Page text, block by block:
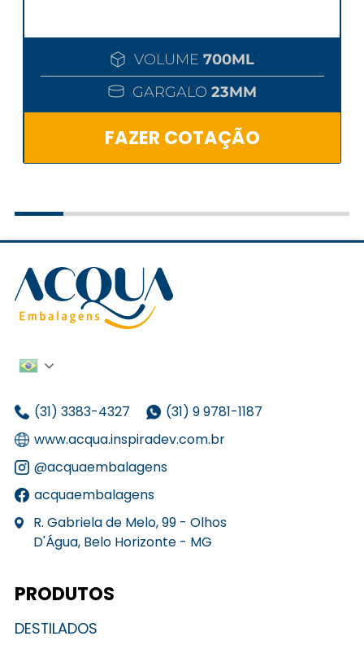
VOLUME 700ML
GARGALO 23MM
FAZER COTAÇÃO
(31) 3383-4327
(31) 9 9781-1187
www.acqua.inspiradev.com.br
@acquaembalagens
acquaembalagens
R. Gabriela de Melo, 99 - Olhos
D'Água, Belo Horizonte - MG
PRODUTOS
DESTILADOS